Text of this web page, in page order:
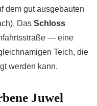
dem gut ausgebauten
Das Schloss
— eine
Teich, die
werden kann.
Juwel